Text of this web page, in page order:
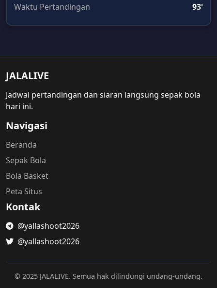
Waktu Pertandingan 93'
JALALIVE
Jadwal pertandingan dan siaran langsung sepak bola
hari ini.
Navigasi
Beranda
Sepak Bola
Bola Basket
Peta Situs
Kontak
@yallashoot2026
@yallashoot2026
© 2025 JALALIVE. Semua hak dilindungi undang-undang.